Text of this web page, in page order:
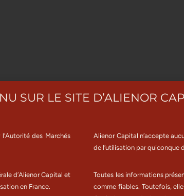
SUR LE SITE D’ALIENOR
des Marchés
d’Alienor Capital et
en France.
Alienor Capital n’accepte
de l’utilisation par quiconque
Toutes les informations
comme fiables. Toutefois,